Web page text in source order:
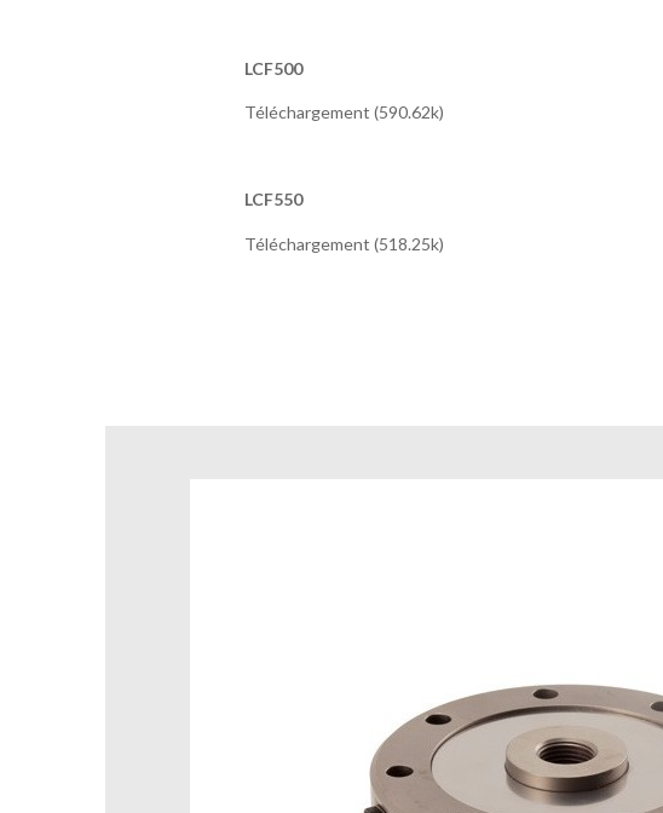
LCF500
Téléchargement (590.62k)
LCF550
Téléchargement (518.25k)